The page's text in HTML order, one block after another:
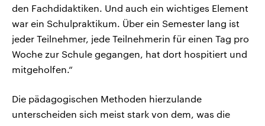
den Fachdidaktiken. Und auch ein wichtiges Element
war ein Schulpraktikum. Über ein Semester lang ist
jeder Teilnehmer, jede Teilnehmerin für einen Tag pro
Woche zur Schule gegangen, hat dort hospitiert und
mitgeholfen.“
Die pädagogischen Methoden hierzulande
unterscheiden sich meist stark von dem, was die